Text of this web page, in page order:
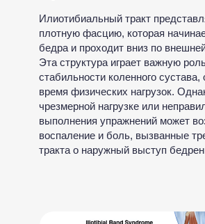
Илиотибиальный тракт
плотную фасцию, которая
бедра и проходит вниз по
Эта структура играет важную
стабильности коленного сустава,
время физических нагрузок.
чрезмерной нагрузке или
выполнения упражнений может
воспаление и боль, вызванные
тракта о наружный выступ